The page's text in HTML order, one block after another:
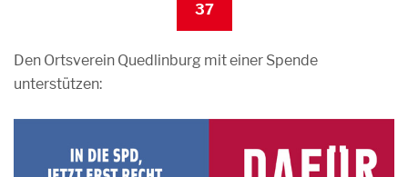
37
Den Ortsverein Quedlinburg mit einer Spende
unterstützen: